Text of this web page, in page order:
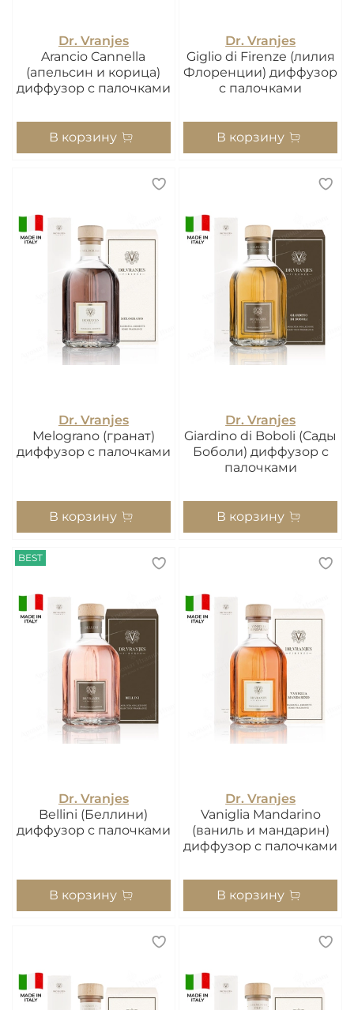
Dr. Vranjes
Arancio Cannella
(апельсин и корица)
диффузор с палочками
В корзину
Dr. Vranjes
Giglio di Firenze (лилия
Флоренции) диффузор
с палочками
В корзину
Dr. Vranjes
Melograno (гранат)
диффузор с палочками
В корзину
Dr. Vranjes
Giardino di Boboli (Сады
Боболи) диффузор с
палочками
В корзину
BEST
Dr. Vranjes
Bellini (Беллини)
диффузор с палочками
В корзину
Dr. Vranjes
Vaniglia Mandarino
(ваниль и мандарин)
диффузор с палочками
В корзину